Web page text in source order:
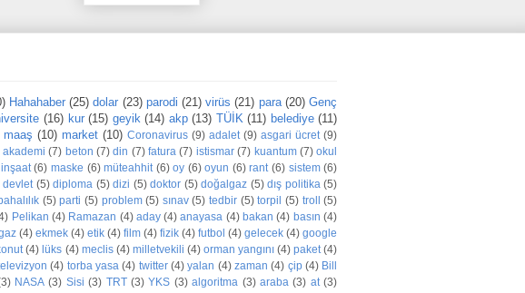
Hahahaber (25) dolar (23) parodi (21) virüs (21) para (20) Genç
(16) kur (15) geyik (14) akp (13) TÜİK (11) belediye (11)
maaş (10) market (10) Coronavirus (9) adalet (9) asgari ücret (9)
akademi (7) beton (7) din (7) fatura (7) istismar (7) kuantum (7) okul
inşaat (6) maske (6) müteahhit (6) oy (6) oyun (6) rant (6) sistem (6)
devlet (5) diploma (5) dizi (5) doktor (5) doğalgaz (5) dış politika (5)
(5) parti (5) problem (5) sınav (5) tedbir (5) torpil (5) troll
(5)
Pelikan (4) Ramazan (4) aday (4) anayasa (4) bakan (4) basın (4)
(4) ekmek (4) etik (4) film (4) fizik (4) futbol (4) gelecek (4) google
(4) lüks (4) meclis (4) milletvekili (4) orman yangını (4) paket (4)
(4) torba yasa (4) twitter (4) yalan (4) zaman (4) çip (4) Bill
NASA (3) Sisi (3) TRT (3) YKS (3) algoritma (3) araba (3) at (3)